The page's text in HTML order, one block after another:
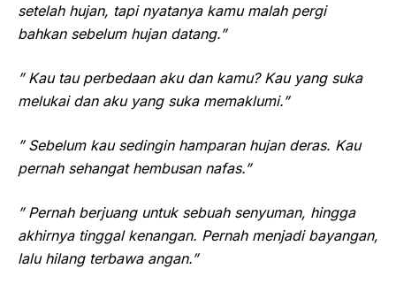
setelah hujan, tapi nyatanya kamu malah pergi
bahkan sebelum hujan datang.”
” Kau tau perbedaan aku dan kamu? Kau yang suka
melukai dan aku yang suka memaklumi.”
” Sebelum kau sedingin hamparan hujan deras. Kau
pernah sehangat hembusan nafas.”
” Pernah berjuang untuk sebuah senyuman, hingga
akhirnya tinggal kenangan. Pernah menjadi bayangan,
lalu hilang terbawa angan.”